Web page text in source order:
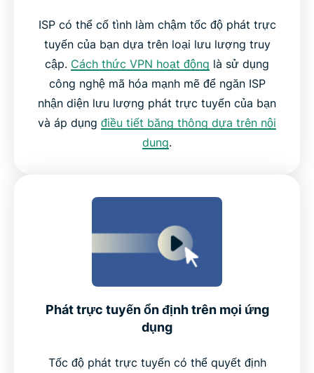
ISP có thể cố tình làm chậm tốc độ phát trực
tuyến của bạn dựa trên loại lưu lượng truy
cập. Cách thức VPN hoạt động là sử dụng
công nghệ mã hóa mạnh mẽ để ngăn ISP
nhận diện lưu lượng phát trực tuyến của bạn
và áp dụng điều tiết băng thông dựa trên nội
dung.
Phát trực tuyến ổn định trên mọi ứng
dụng
Tốc độ phát trực tuyến có thể quyết định